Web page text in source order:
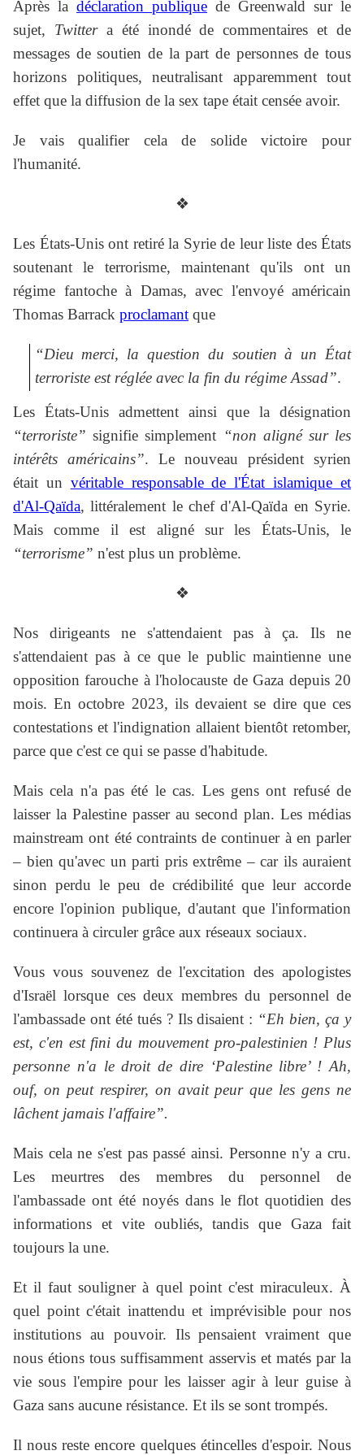
Après la déclaration publique de Greenwald sur le
sujet, Twittera été inondé de commentaires et de
messages de soutien de la part de personnes de tous
horizons politiques, neutralisant apparemment tout
effet que la diffusion de la sex tape était censée avoir.
Je vais qualifier cela de solide victoire pour
l'humanité.
❖
Les États-Unis ont retiré la Syrie de leur liste des États
soutenant le terrorisme, maintenant qu'ils ont un
régime fantoche à Damas, avec l'envoyé américain
Thomas Barrack proclamant que
“Dieu merci, la question du soutien à un État
terroriste est réglée avec la fin du régime Assad”.
Les États-Unis admettent ainsi que la désignation
“terroriste” signifie simplement “non aligné sur les
intérêts américains”. Le nouveau président syrien
était un véritable responsable de l'État islamique et
d'Al-Qaïda, littéralement le chef d'Al-Qaïda en Syrie.
Mais comme il est aligné sur les États-Unis, le
“terrorisme” n'est plus un problème.
❖
Nos dirigeants ne s'attendaient pas à ça. Ils ne
s'attendaient pas à ce que le public maintienne une
opposition farouche à l'holocauste de Gaza depuis 20
mois. En octobre 2023, ils devaient se dire que ces
contestations et l'indignation allaient bientôt retomber,
parce que c'est ce qui se passe d'habitude.
Mais cela n'a pas été le cas. Les gens ont refusé de
laisser la Palestine passer au second plan. Les médias
mainstream ont été contraints de continuer à en parler
– bien qu'avec un parti pris extrême – car ils auraient
sinon perdu le peu de crédibilité que leur accorde
encore l'opinion publique, d'autant que l'information
continuera à circuler grâce aux réseaux sociaux.
Vous vous souvenez de l'excitation des apologistes
d'Israël lorsque ces deux membres du personnel de
l'ambassade ont été tués ? Ils disaient : “Eh bien, ça y
est, c'en est fini du mouvement pro-palestinien ! Plus
personne n'a le droit de dire ‘Palestine libre’ ! Ah,
ouf, on peut respirer, on avait peur que les gens ne
lâchent jamais l'affaire”.
Mais cela ne s'est pas passé ainsi. Personne n'y a cru.
Les meurtres des membres du personnel de
l'ambassade ont été noyés dans le flot quotidien des
informations et vite oubliés, tandis que Gaza fait
toujours la une.
Et il faut souligner à quel point c'est miraculeux. À
quel point c'était inattendu et imprévisible pour nos
institutions au pouvoir. Ils pensaient vraiment que
nous étions tous suffisamment asservis et matés par la
vie sous l'empire pour les laisser agir à leur guise à
Gaza sans aucune résistance. Et ils se sont trompés.
Il nous reste encore quelques étincelles d'espoir. Nous